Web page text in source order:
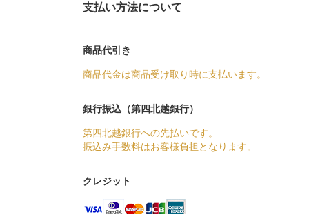
支払い方法について
商品代引き
商品代金は商品受け取り時に支払います。
銀行振込（第四北越銀行）
第四北越銀行への先払いです。
振込み手数料はお客様負担となります。
クレジット